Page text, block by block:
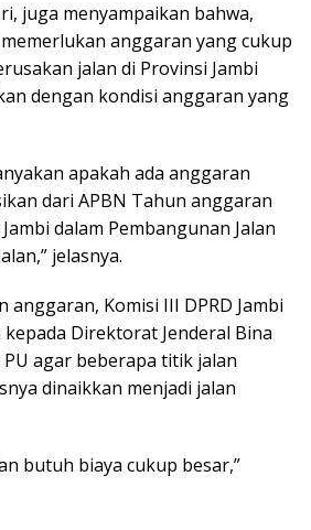
juga menyampaikan bahwa,
anggaran yang cukup
jalan di Provinsi Jambi
dengan kondisi anggaran yang
apakah ada anggaran
dari APBN Tahun anggaran
dalam Pembangunan Jalan
jelasnya.
anggaran, Komisi III DPRD Jambi
Direktorat Jenderal Bina
agar beberapa titik jalan
dinaikkan menjadi jalan
butuh biaya cukup besar,”